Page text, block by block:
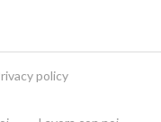
policy